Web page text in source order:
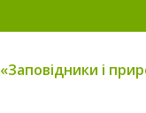
«Заповідники і